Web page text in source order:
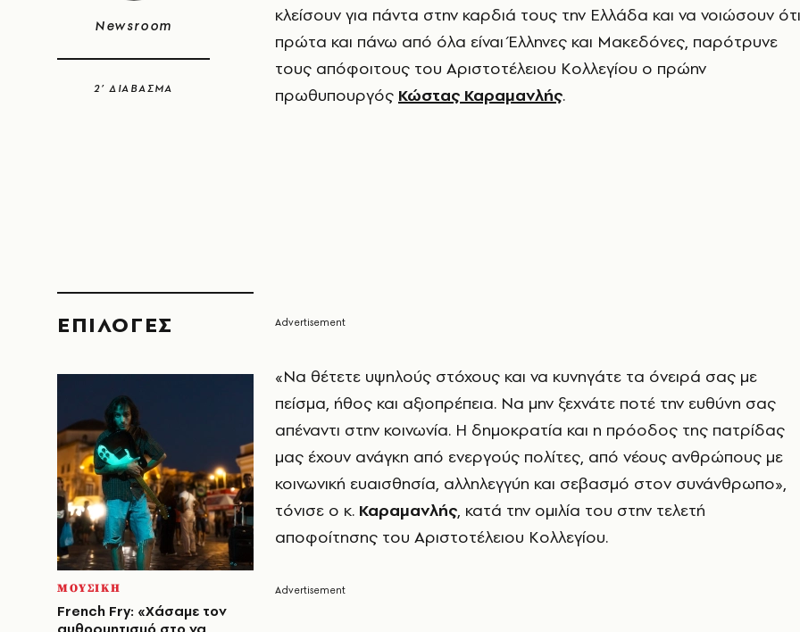
Newsroom
2’ ΔΙΑΒΑΣΜΑ
EΠΙΛΟΓΈΣ
ΜΟΥΣΙΚΗ
French Fry: «Χάσαμε τον
κλείσουν για πάντα στην καρδιά τους την Ελλάδα και να νοιώσουν ότι
πρώτα και πάνω από όλα είναι Έλληνες και Μακεδόνες, παρότρυνε
τους απόφοιτους του Αριστοτέλειου Κολλεγίου ο πρώην
πρωθυπουργός Κώστας Καραμανλής.
«Να θέτετε υψηλούς στόχους και να κυνηγάτε τα όνειρά σας με
πείσμα, ήθος και αξιοπρέπεια. Να μην ξεχνάτε ποτέ την ευθύνη σας
απέναντι στην κοινωνία. Η δημοκρατία και η πρόοδος της πατρίδας
μας έχουν ανάγκη από ενεργούς πολίτες, από νέους ανθρώπους με
κοινωνική ευαισθησία, αλληλεγγύη και σεβασμό στον συνάνθρωπο»,
τόνισε ο κ. Καραμανλής, κατά την ομιλία του στην τελετή
αποφοίτησης του Αριστοτέλειου Κολλεγίου.